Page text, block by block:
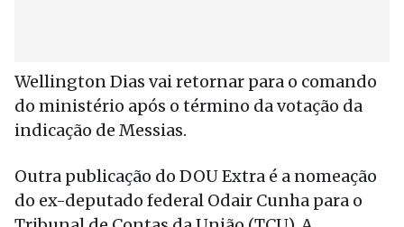
Wellington Dias vai retornar para o comando
do ministério após o término da votação da
indicação de Messias.
Outra publicação do DOU Extra é a nomeação
do ex-deputado federal Odair Cunha para o